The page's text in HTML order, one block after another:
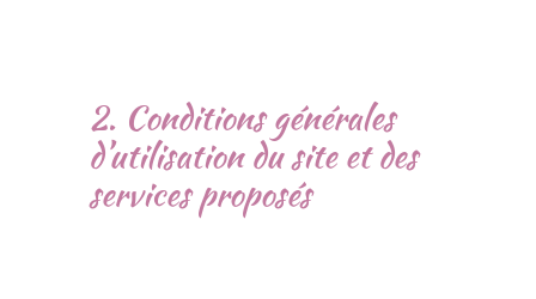
2. Conditions générales
d’utilisation du site et des
services proposés